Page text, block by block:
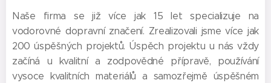
Naše firma se již více jak 15 let specializuje na
vodorovné dopravní značení. Zrealizovali jsme více jak
200 úspěšných projektů. Úspěch projektu u nás vždy
začíná u kvalitní a zodpovědné přípravě, používání
vysoce kvalitních materiálů a samozřejmě úspěšném